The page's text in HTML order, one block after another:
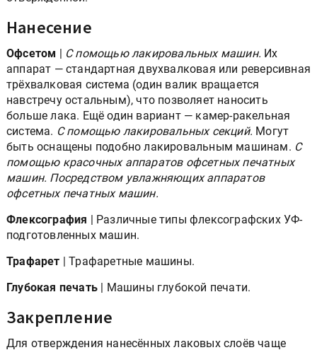
Нанесение
Офсетом | C помощью лакировальных машин. Их
аппарат — стандартная двухвалковая или реверсивная
трёхвалковая система (один валик вращается
навстречу остальным), что позволяет наносить
больше лака. Ещё один вариант — камер-ракельная
система. C помощью лакировальных секций. Могут
быть оснащены подобно лакировальным машинам. С
помощью красочных аппаратов офсетных печатных
машин. Посредством увлажняющих аппаратов
офсетных печатных машин.
Флексография | Различные типы флексографских УФ-
подготовленных машин.
Трафарет | Трафаретные машины.
Глубокая печать | Машины глубокой печати.
Закрепление
Для отверждения нанесённых лаковых слоёв чаще